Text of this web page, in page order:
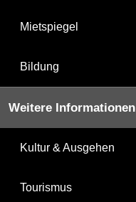
Mietspiegel
Bildung
Weitere Informationen
Kultur & Ausgehen
Tourismus